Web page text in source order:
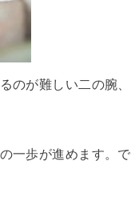
のが難しい二の腕、
一歩が進めます。で